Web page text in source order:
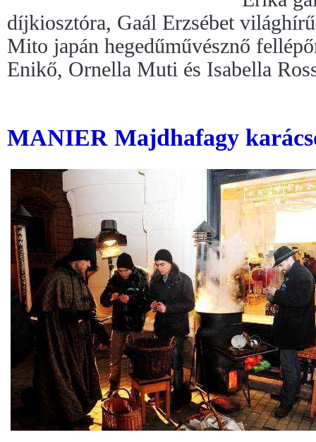
díjkiosztóra, Gaál Erzsébet
Mito japán hegedűművésznő
Enikő, Ornella Muti és Isabella
MANIER Majdhafagy